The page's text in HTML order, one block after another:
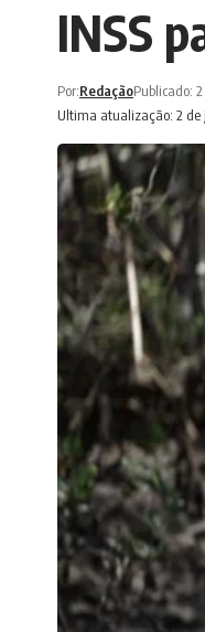
INSS
Ultima atualização: 2
Por:RedaçãoPublicado: